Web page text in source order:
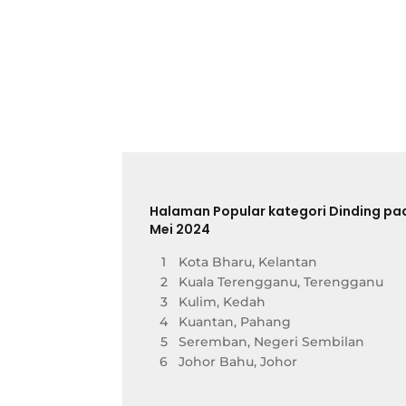
Halaman Popular kategori Dinding
Mei 2024
1
Kota Bharu, Kelantan
2
Kuala Terengganu, Terengganu
3
Kulim, Kedah
4
Kuantan, Pahang
5
Seremban, Negeri Sembilan
6
Johor Bahu, Johor